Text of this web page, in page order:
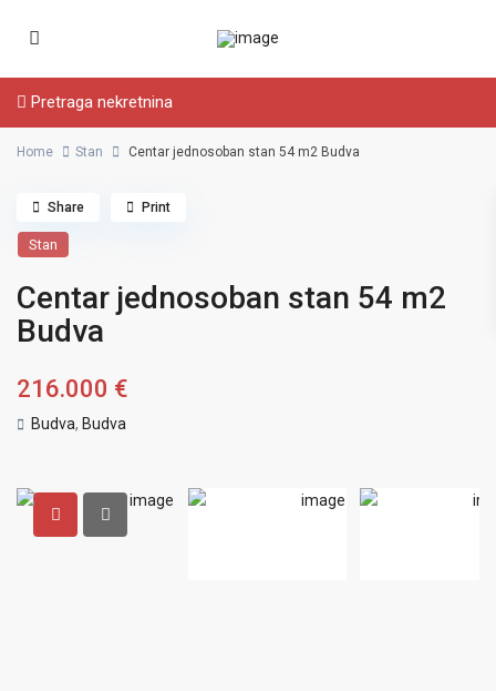
Pretraga nekretnina
Home Stan Centar jednosoban stan 54 m2 Budva
Stan
Centar jednosoban stan 54 m2
Budva
216.000 €
Budva, Budva
Share Print